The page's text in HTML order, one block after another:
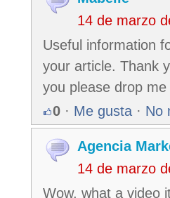
14 de marzo
Useful information
your article. Thank
you please drop
0 · Me gusta · No
Agencia
14 de marzo
Wow, what a video